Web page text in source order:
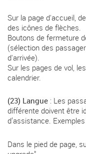
Sur la page d'accueil,
des icônes de flèches.
Boutons de fermeture
(sélection des
d'arrivée).
Sur les pages de vol,
calendrier.
(23) Langue : Les
différente doivent être
d’assistance.
Dans le pied de page,